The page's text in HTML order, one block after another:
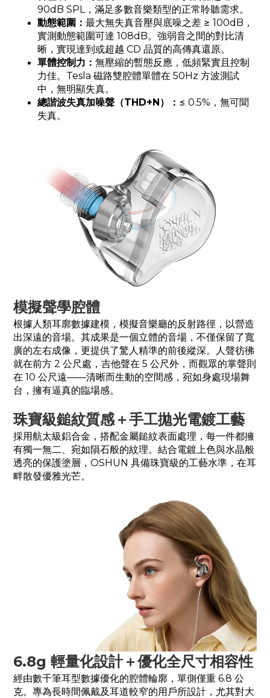
90dB SPL，滿足多數音樂類型的正常聆聽需求。
動態範圍： 最大無失真音壓與底噪之差 ≥ 100dB，
實測動態範圍可達 108dB。強弱音之間的對比清
晰，實現達到或超越 CD 品質的高傳真還原。
單體控制力： 無壓縮的暫態反應，低頻緊實且控制
力佳。Tesla 磁路雙腔體單體在 50Hz 方波測試
中，無明顯失真。
總諧波失真加噪聲（THD+N）： ≤ 0.5%，無可聞
失真。
模擬聲學腔體
根據人類耳廓數據建模，模擬音樂廳的反射路徑，以營造
出深遠的音場。其成果是一個立體的音場，不僅保留了寬
廣的左右成像，更提供了驚人精準的前後縱深。人聲彷彿
就在前方 2 公尺處，吉他聲在 5 公尺外，而觀眾的掌聲則
在 10 公尺遠——清晰而生動的空間感，宛如身處現場舞
台，擁有逼真的臨場感。
珠寶級鎚紋質感＋手工拋光電鍍工藝
採用航太級鋁合金，搭配金屬鎚紋表面處理，每一件都擁
有獨一無二、宛如隕石般的紋理。結合電鍍上色與水晶般
透亮的保護塗層，OSHUN 具備珠寶級的工藝水準，在耳
畔散發優雅光芒。
6.8g 輕量化設計＋優化全尺寸相容性
經由數千筆耳型數據優化的腔體輪廓，單側僅重 6.8 公
克。專為長時間佩戴及耳道較窄的用戶所設計，尤其對大